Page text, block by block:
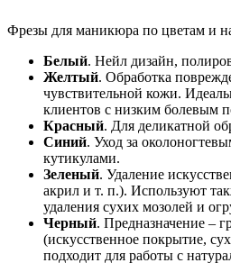
Фрезы для маникюра по цветам и
Белый. Нейл дизайн,
Желтый. Обработка
чувствительной кожи.
клиентов с низким болевым
Красный. Для деликатной
Синий. Уход за
кутикулами.
Зеленый. Удаление
акрил и т. п.). Используют
удаления сухих мозолей и
Черный. Предназначение –
(искусственное покрытие,
подходит для работы с